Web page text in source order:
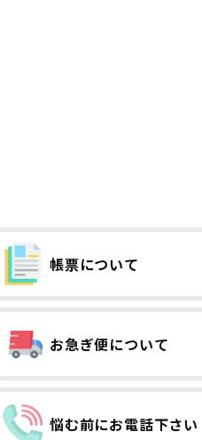
帳票について
お急ぎ便について
悩む前にお電話下さい